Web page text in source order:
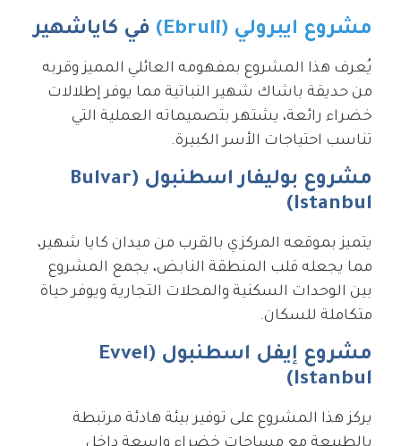
مشروع ايبرولي (Ebruli) في كاياشهير
يُعرف هذا المشروع بمفهومه العائلي المميز وقربه
من حديقة باشاك شهير النباتية مما يوفر إطلالات
خضراء رائعة، يشتهر بتصميماته العملية التي
تناسب احتياجات الأسر الكبيرة.
مشروع بوليفار اسطنبول (Bulvar
Istanbul)
يتميز بموقعه المركزي بالقرب من ميدان كايا شهير،
مما يجعله قلب المنطقة النابض، يجمع المشروع
بين الوحدات السكنية والمحلات التجارية ويوفر حياة
متكاملة للسكان.
مشروع إيفل اسطنبول (Evvel
Istanbul)
يركز هذا المشروع على توفير بيئة هادئة مرتبطة